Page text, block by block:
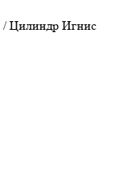
/Цилиндр Игнис